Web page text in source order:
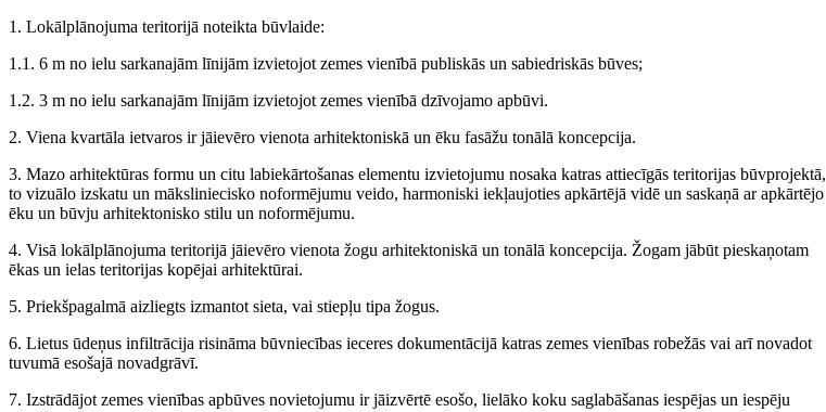
1. Lokālplānojuma teritorijā noteikta būvlaide:
1.1. 6 m no ielu sarkanajām līnijām izvietojot zemes vienībā publiskās un sabiedriskās būves;
1.2. 3 m no ielu sarkanajām līnijām izvietojot zemes vienībā dzīvojamo apbūvi.
2. Viena kvartāla ietvaros ir jāievēro vienota arhitektoniskā un ēku fasāžu tonālā koncepcija.
3. Mazo arhitektūras formu un citu labiekārtošanas elementu izvietojumu nosaka katras attiecīgās teritorijas būvprojektā,
to vizuālo izskatu un māksliniecisko noformējumu veido, harmoniski iekļaujoties apkārtējā vidē un saskaņā ar apkārtējo
ēku un būvju arhitektonisko stilu un noformējumu.
4. Visā lokālplānojuma teritorijā jāievēro vienota žogu arhitektoniskā un tonālā koncepcija. Žogam jābūt pieskaņotam
ēkas un ielas teritorijas kopējai arhitektūrai.
5. Priekšpagalmā aizliegts izmantot sieta, vai stiepļu tipa žogus.
6. Lietus ūdeņus infiltrācija risināma būvniecības ieceres dokumentācijā katras zemes vienības robežās vai arī novadot
tuvumā esošajā novadgrāvī.
7. Izstrādājot zemes vienības apbūves novietojumu ir jāizvērtē esošo, lielāko koku saglabāšanas iespējas un iespēju